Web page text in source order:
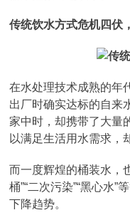
传统饮水方式危机四伏
在水处理技术成熟的年
出厂时确实达标的自来
家中时，却携带了大量
以满足生活用水需求，
而一度辉煌的桶装水，
桶”“二次污染”“黑心水
下降趋势。